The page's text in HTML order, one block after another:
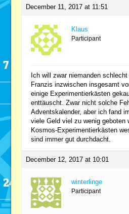
December 11, 2017 at 11:51
Klaus
Participant
Ich will zwar niemanden
Franzis inzwischen insgesamt
einige Experimentierkästen
enttäuscht. Zwar nicht solche
Adventskalender, aber ich fand
viele Geld viel zu wenig geboten
Kosmos-Experimentierkästen
sind immer gut durchdacht.
December 12, 2017 at 10:01
winterlinge
Participant